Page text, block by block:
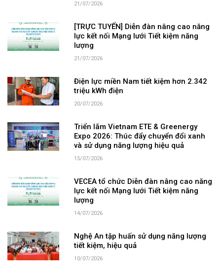
21/07/2026
[TRỰC TUYẾN] Diễn đàn nâng cao năng
lực kết nối Mạng lưới Tiết kiệm năng
lượng
21/07/2026
Điện lực miền Nam tiết kiệm hơn 2.342
triệu kWh điện
20/07/2026
Triển lãm Vietnam ETE & Greenergy
Expo 2026: Thúc đẩy chuyển đổi xanh
và sử dụng năng lượng hiệu quả
15/07/2026
VECEA tổ chức Diễn đàn nâng cao năng
lực kết nối Mạng lưới Tiết kiệm năng
lượng
14/07/2026
Nghệ An tập huấn sử dụng năng lượng
tiết kiệm, hiệu quả
10/07/2026